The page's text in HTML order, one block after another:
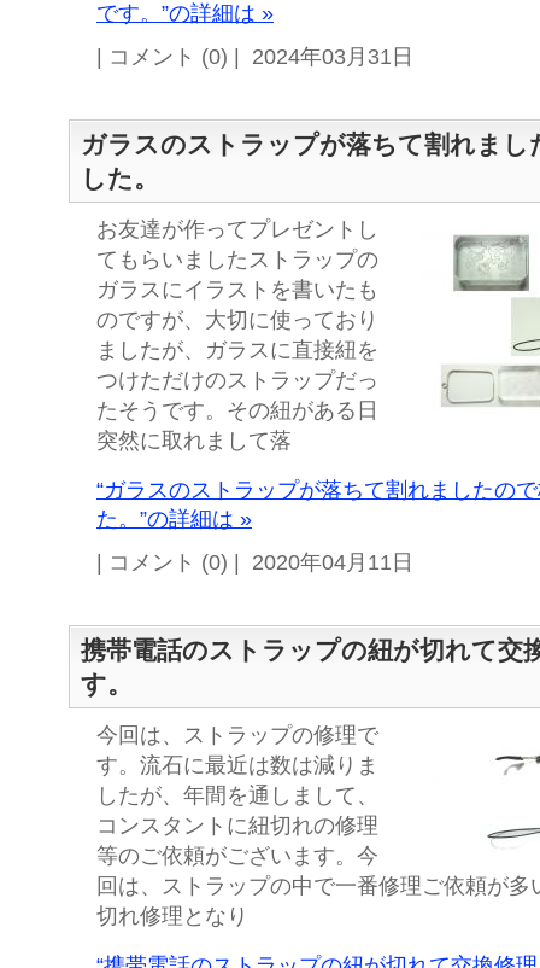
です。”の詳細は »
| コメント (0) | 2024年03月31日
ガラスのストラップが落ちて割れまし
した。
お友達が作ってプレゼントし
てもらいましたストラップの
ガラスにイラストを書いたも
のですが、大切に使っており
ましたが、ガラスに直接紐を
つけただけのストラップだっ
たそうです。その紐がある日
突然に取れまして落
“ガラスのストラップが落ちて割れましたの
た。”の詳細は »
| コメント (0) | 2020年04月11日
携帯電話のストラップの紐が切れて交
す。
今回は、ストラップの修理で
す。流石に最近は数は減りま
したが、年間を通しまして、
コンスタントに紐切れの修理
等のご依頼がございます。今
回は、ストラップの中で一番修理ご依頼が多
切れ修理となり